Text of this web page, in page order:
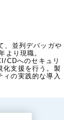
、並列デバッガや
より現職。
CDへのセキュリ
化支援を行う。製
ィの実践的な導入